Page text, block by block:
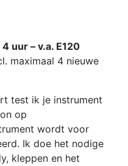
4 uur – v.a. E120
maximaal 4 nieuwe
test ik je instrument
op
wordt voor
Ik doe het nodige
kleppen en het